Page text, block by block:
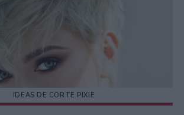
IDEAS DE CORTE PIXIE